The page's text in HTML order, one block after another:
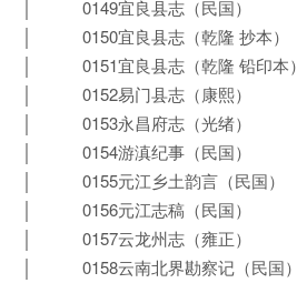
│ 0149宜良县志（民国）
│ 0150宜良县志（乾隆 抄本）
│ 0151宜良县志（乾隆 铅印本）
│ 0152易门县志（康熙）
│ 0153永昌府志（光绪）
│ 0154游滇纪事（民国）
│ 0155元江乡土韵言（民国）
│ 0156元江志稿（民国）
│ 0157云龙州志（雍正）
│ 0158云南北界勘察记（民国）